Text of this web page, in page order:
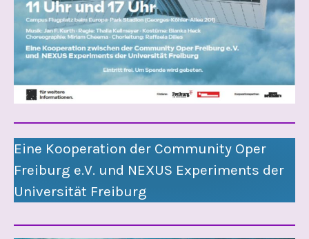
Eine Kooperation der Community Oper
Freiburg e.V. und NEXUS Experiments der
Universität Freiburg